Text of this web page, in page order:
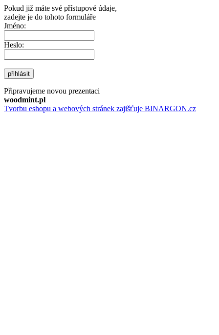
Pokud již máte své přístupové údaje,
zadejte je do tohoto formuláře
Jméno:
Heslo:
přihlásit
Připravujeme novou prezentaci
woodmint.pl
Tvorbu eshopu a webových stránek zajišťuje BINARGON.cz